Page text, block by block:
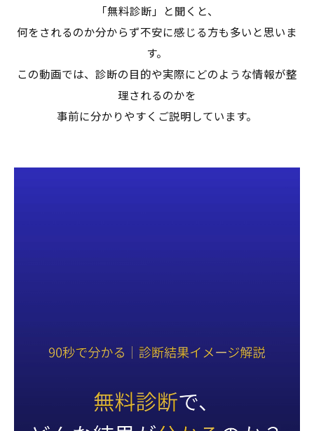
「無料診断」と聞くと、
何をされるのか分からず不安に感じる方も多いと思いま
す。
この動画では、診断の目的や実際にどのような情報が整
理されるのかを
事前に分かりやすくご説明しています。